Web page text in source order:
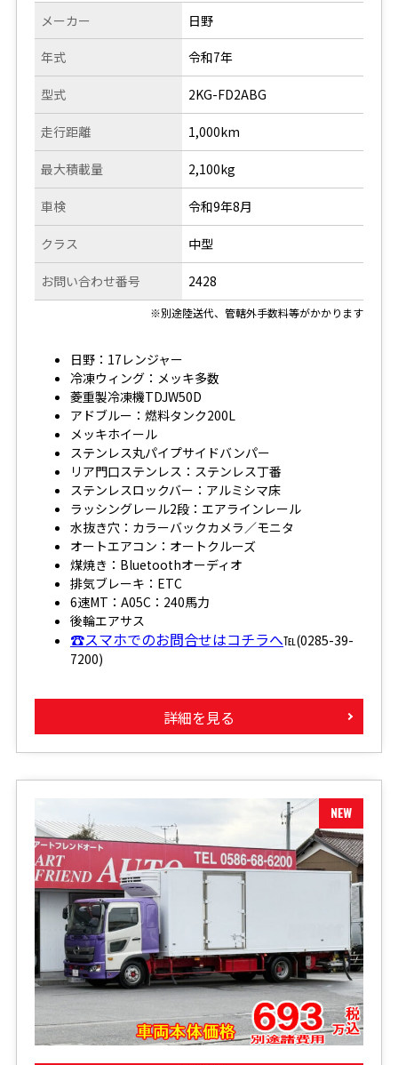
メーカー
年式
型式
走行距離
日野
令和7年
2KG-FD2ABG
1,000km
最大積載量
車検
クラス
お問い合わせ番号
2,100kg
令和9年8月
中型
2428
※別途陸送代、管轄外手数料等がかかります
日野：17レンジャー
冷凍ウィング：メッキ多数
菱重製冷凍機TDJW50D
アドブルー：燃料タンク200L
メッキホイール
ステンレス丸パイプサイドバンパー
リア門口ステンレス：ステンレス丁番
ステンレスロックバー：アルミシマ床
ラッシングレール2段：エアラインレール
水抜き穴：カラーバックカメラ／モニタ
オートエアコン：オートクルーズ
煤焼き：Bluetoothオーディオ
排気ブレーキ：ETC
6速MT：A05C：240馬力
後輪エアサス
☎スマホでのお問合せはコチラへ℡(0285-39-
7200)
詳細を見る